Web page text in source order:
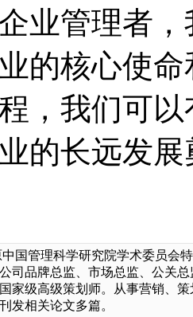
业管理者
的核心使
，我们可
的长远发
国管理科学研究院学术委员会
司品牌总监、市场总监、公关
家级高级策划师。从事营销、
发相关论文多篇。